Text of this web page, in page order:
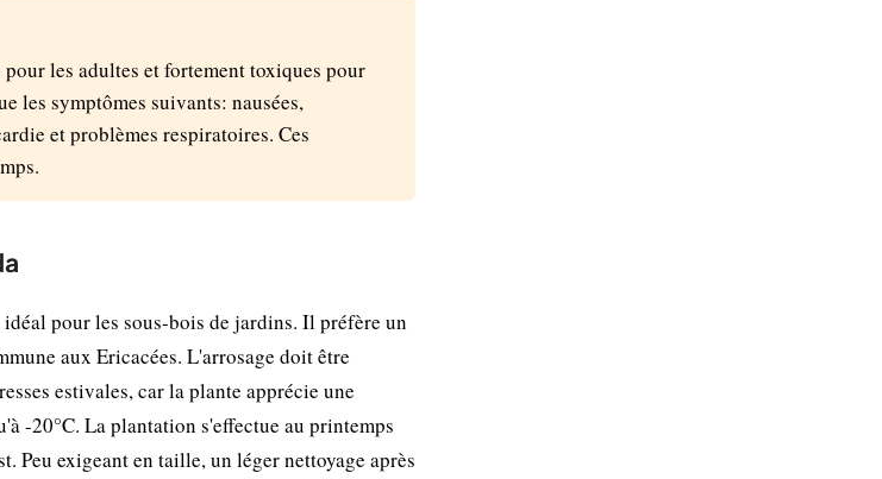
les adultes et fortement toxiques pour
les symptômes suivants: nausées,
et problèmes respiratoires. Ces
pour les sous-bois de jardins. Il préfère un
aux Ericacées. L'arrosage doit être
estivales, car la plante apprécie une
-20°C. La plantation s'effectue au printemps
Peu exigeant en taille, un léger nettoyage après